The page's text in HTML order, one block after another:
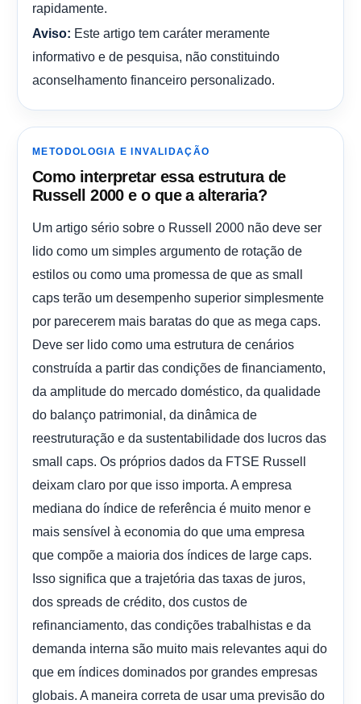
rapidamente.
Aviso: Este artigo tem caráter meramente
informativo e de pesquisa, não constituindo
aconselhamento financeiro personalizado.
METODOLOGIA E INVALIDAÇÃO
Como interpretar essa estrutura de
Russell 2000 e o que a alteraria?
Um artigo sério sobre o Russell 2000 não deve ser
lido como um simples argumento de rotação de
estilos ou como uma promessa de que as small
caps terão um desempenho superior simplesmente
por parecerem mais baratas do que as mega caps.
Deve ser lido como uma estrutura de cenários
construída a partir das condições de financiamento,
da amplitude do mercado doméstico, da qualidade
do balanço patrimonial, da dinâmica de
reestruturação e da sustentabilidade dos lucros das
small caps. Os próprios dados da FTSE Russell
deixam claro por que isso importa. A empresa
mediana do índice de referência é muito menor e
mais sensível à economia do que uma empresa
que compõe a maioria dos índices de large caps.
Isso significa que a trajetória das taxas de juros,
dos spreads de crédito, dos custos de
refinanciamento, das condições trabalhistas e da
demanda interna são muito mais relevantes aqui do
que em índices dominados por grandes empresas
globais. A maneira correta de usar uma previsão do